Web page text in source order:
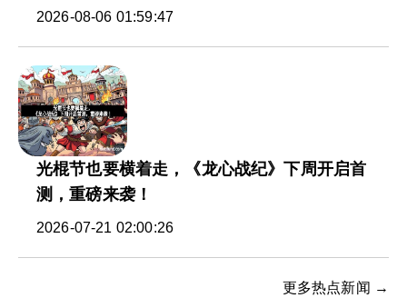
2026-08-06 01:59:47
光棍节也要横着走，《龙心战纪》下周开启首
测，重磅来袭！
2026-07-21 02:00:26
更多热点新闻 →